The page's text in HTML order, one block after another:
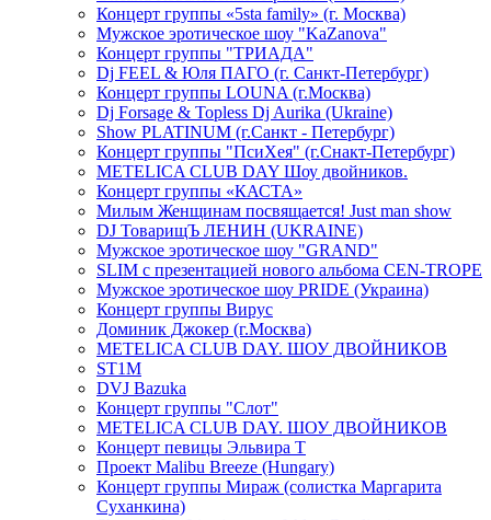
Концерт группы «5sta family» (г. Москва)
Мужское эротическое шоу "KaZanova"
Концерт группы "ТРИАДА"
Dj FEEL & Юля ПАГО (г. Санкт-Петербург)
Концерт группы LOUNA (г.Москва)
Dj Forsage & Topless Dj Aurika (Ukraine)
Show PLATINUM (г.Санкт - Петербург)
Концерт группы "ПсиХея" (г.Снакт-Петербург)
METELICA CLUB DAY Шоу двойников.
Концерт группы «КАСТА»
Милым Женщинам посвящается! Just man show
DJ ТоварищЪ ЛЕНИН (UKRAINE)
Мужское эротическое шоу "GRAND"
SLIM с презентацией нового альбома CEN-TROPE
Мужское эротическое шоу PRIDE (Украина)
Концерт группы Вирус
Доминик Джокер (г.Москва)
METELICA CLUB DAY. ШОУ ДВОЙНИКОВ
ST1M
DVJ Bazuka
Концерт группы "Слот"
METELICA CLUB DAY. ШОУ ДВОЙНИКОВ
Концерт певицы Эльвира Т
Проект Malibu Breeze (Hungary)
Концерт группы Мираж (солистка Маргарита
Суханкина)